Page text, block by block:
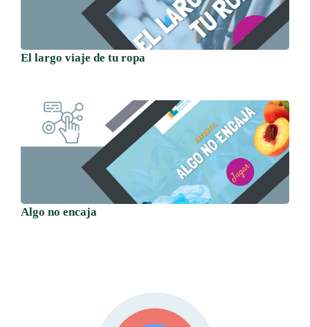
El largo viaje de tu ropa
Algo no encaja